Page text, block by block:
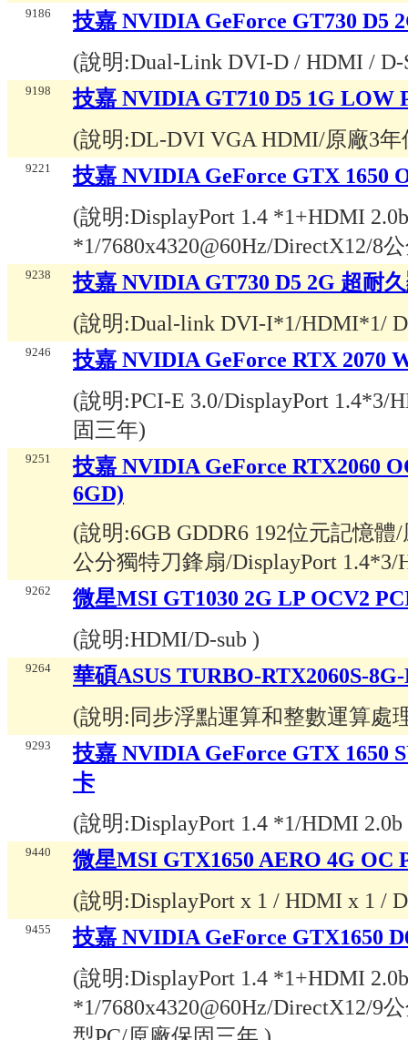
9186
技嘉 NVIDIA GeForce GT730 D5
(說明:Dual-Link DVI-D / HDMI /
9198
技嘉 NVIDIA GT710 D5 1G LOW
(說明:DL-DVI VGA HDMI/原廠3
9221
技嘉 NVIDIA GeForce GTX 1650
(說明:DisplayPort 1.4 *1+HDMI
*1/7680x4320@60Hz/DirectX12/8
9238
技嘉 NVIDIA GT730 D5 2G 超耐
(說明:Dual-link DVI-I*1/HDMI*1/
9246
技嘉 NVIDIA GeForce RTX 2070
(說明:PCI-E 3.0/DisplayPort 1.4*3/
固三年)
9251
技嘉 NVIDIA GeForce RTX2060
6GD)
(說明:6GB GDDR6 192位元記憶
公分獨特刀鋒扇/DisplayPort 1.4*3/
9262
微星MSI GT1030 2G LP OCV2
(說明:HDMI/D-sub )
9264
華碩ASUS TURBO-RTX2060S-
(說明: 同步浮點運算和整數運算處
9293
技嘉 NVIDIA GeForce GTX 1650
卡
(說明:DisplayPort 1.4 *1/HDMI
9440
微星MSI GTX1650 AERO 4G OC
(說明:DisplayPort x 1 / HDMI x 1 /
9455
技嘉 NVIDIA GeForce GTX1650
(說明:DisplayPort 1.4 *1+HDMI
*1/7680x4320@60Hz/DirectX12/9